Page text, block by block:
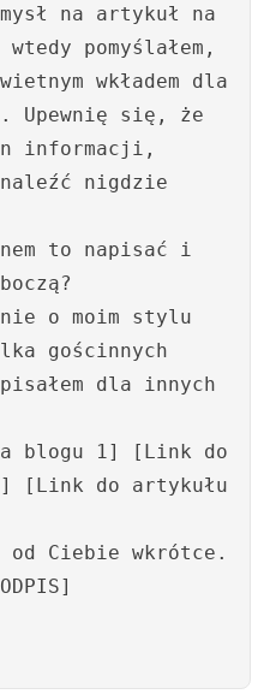
na artykuł na
pomyślałem,
wkładem dla
Upewnię się, że
informacji,
nigdzie
to napisać i
o moim stylu
gościnnych
dla innych
blogu 1] [Link do
[Link do artykułu
od Ciebie wkrótce.